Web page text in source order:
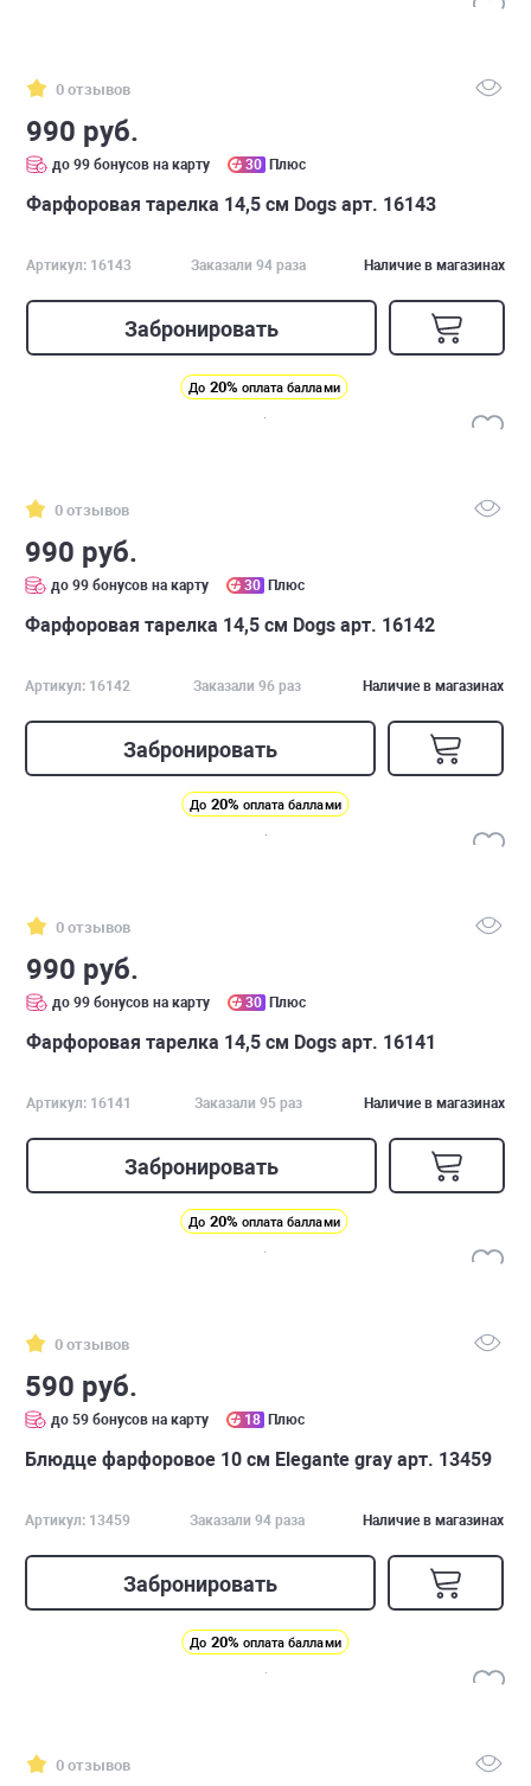
0 отзывов
990 руб.
до 99 бонусов на карту 30 Плюс
Фарфоровая тарелка 14,5 см Dogs арт. 16143
Артикул: 16143 Заказали 94 раза Наличие в магазинах
Забронировать
До 20% оплата баллами
0 отзывов
990 руб.
до 99 бонусов на карту 30 Плюс
Фарфоровая тарелка 14,5 см Dogs арт. 16142
Артикул: 16142 Заказали 96 раз Наличие в магазинах
Забронировать
До 20% оплата баллами
0 отзывов
990 руб.
до 99 бонусов на карту 30 Плюс
Фарфоровая тарелка 14,5 см Dogs арт. 16141
Артикул: 16141 Заказали 95 раз Наличие в магазинах
Забронировать
До 20% оплата баллами
0 отзывов
590 руб.
до 59 бонусов на карту 18 Плюс
Блюдце фарфоровое 10 см Elegante gray арт. 13459
Артикул: 13459 Заказали 94 раза Наличие в магазинах
Забронировать
До 20% оплата баллами
0 отзывов